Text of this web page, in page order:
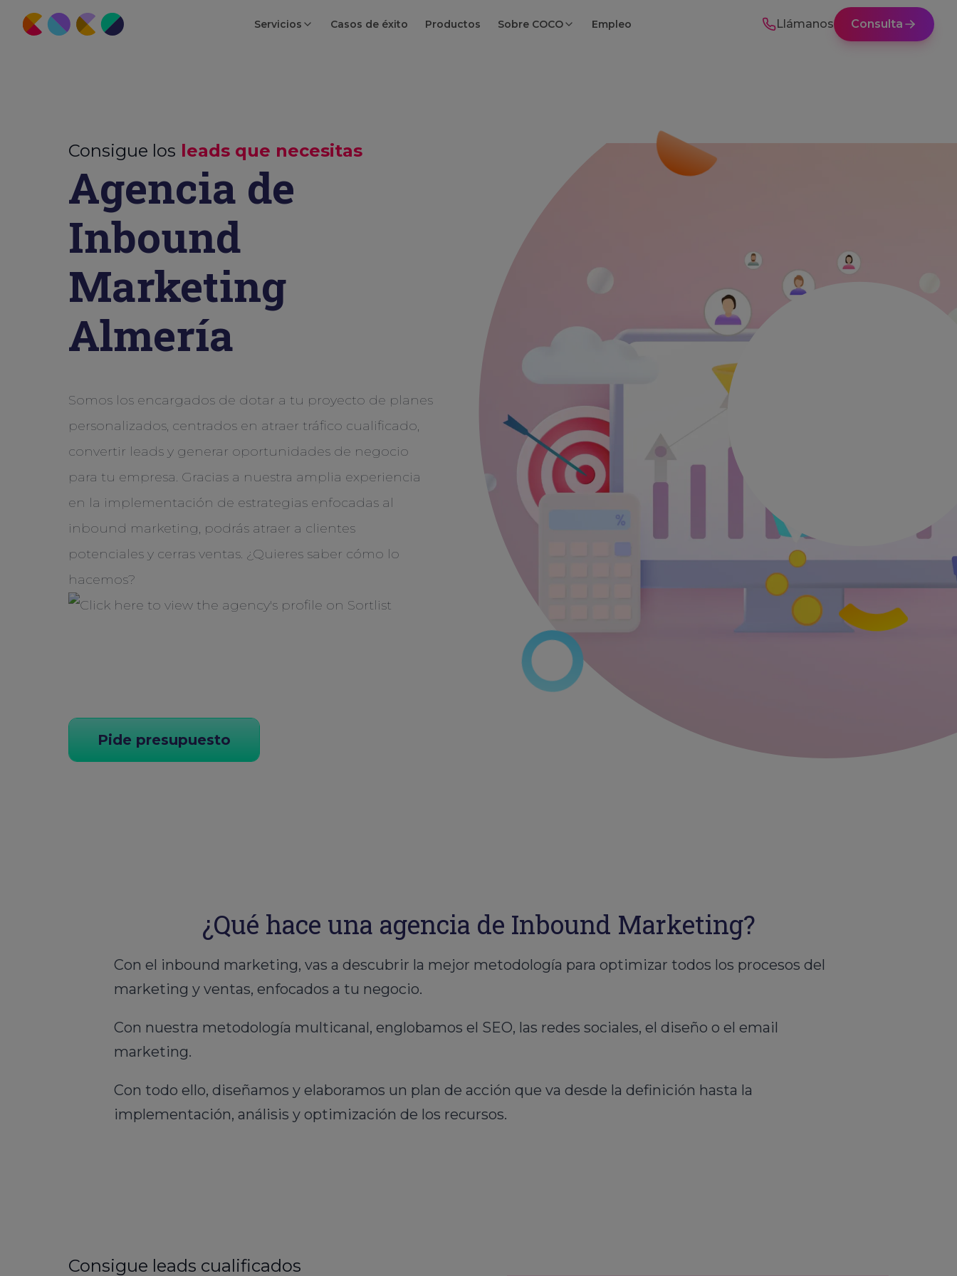
Servicios Casos de éxito Productos Sobre COCO Empleo Llámanos Consulta
Consigue los leads que necesitas
Agencia de
Inbound
Marketing
Almería
Somos los encargados de dotar a tu proyecto de planes
personalizados, centrados en atraer tráfico cualificado,
convertir leads y generar oportunidades de negocio
para tu empresa. Gracias a nuestra amplia experiencia
en la implementación de estrategias enfocadas al
inbound marketing, podrás atraer a clientes
potenciales y cerras ventas. ¿Quieres saber cómo lo
hacemos?
Pide presupuesto
¿Qué hace una agencia de Inbound Marketing?
Con el inbound marketing, vas a descubrir la mejor metodología para optimizar todos los procesos del
marketing y ventas, enfocados a tu negocio.
Con nuestra metodología multicanal, englobamos el SEO, las redes sociales, el diseño o el email
marketing.
Con todo ello, diseñamos y elaboramos un plan de acción que va desde la definición hasta la
implementación, análisis y optimización de los recursos.
Consigue leads cualificados